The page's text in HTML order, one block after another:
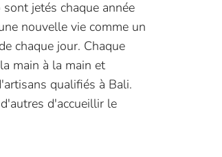
jetés chaque année
nouvelle vie comme un
chaque jour. Chaque
main à la main et
qualifiés à Bali.
d'accueillir le